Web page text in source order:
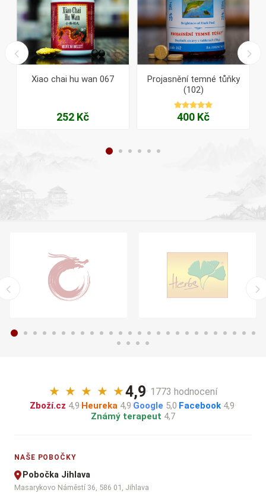
Xiao chai hu wan 067
252 Kč
Projasnění temné tůňky
(102)
400 Kč
★ ★ ★ ★ ★4,9· 1773 hodnocení
Zboží.cz 4,9·Heureka 4,9·Google 5,0·Facebook 4,9·
Známý terapeut 4,7
NAŠE POBOČKY
Pobočka Jihlava
Masarykovo Náměstí 36, 586 01, Jihlava